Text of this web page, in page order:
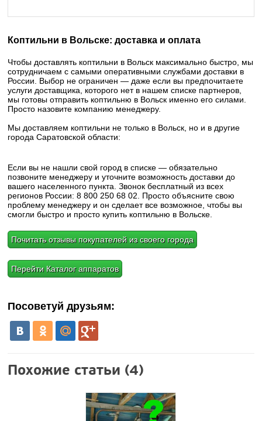
Коптильни в Вольске: доставка и оплата
Чтобы доставлять коптильни в Вольск максимально быстро, мы
сотрудничаем с самыми оперативными службами доставки в
России. Выбор не ограничен — даже если вы предпочитаете
услуги доставщика, которого нет в нашем списке партнеров,
мы готовы отправить коптильню в Вольск именно его силами.
Просто назовите компанию менеджеру.
Мы доставляем коптильни не только в Вольск, но и в другие
города Саратовской области:
Если вы не нашли свой город в списке — обязательно
позвоните менеджеру и уточните возможность доставки до
вашего населенного пункта. Звонок бесплатный из всех
регионов России: 8 800 250 68 02. Просто объясните свою
проблему менеджеру и он сделает все возможное, чтобы вы
смогли быстро и просто купить коптильню в Вольске.
Почитать отзывы покупателей из своего города
Перейти Каталог аппаратов
Посоветуй друзьям:
Похожие статьи (4)